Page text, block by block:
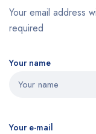
Your email address
required
Your name
Your e-mail